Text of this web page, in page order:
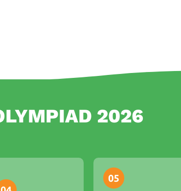
2026